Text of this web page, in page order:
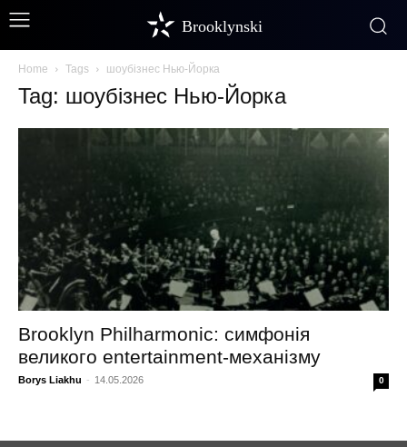
Brooklynski
Home Tags шоубізнес Нью-Йорка
Tag: шоубізнес Нью-Йорка
Brooklyn Philharmonic: симфонія
великого entertainment-механізму
Borys Liakhu - 14.05.2026 0